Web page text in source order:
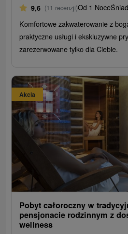
9,6 (11 recenzji)Od 1 Noce
Komfortowe zakwaterowanie z
praktyczne usługi i ekskluzywne
zarezerwowane tylko dla Ciebie.
Akcia
Pobyt całoroczny w
pensjonacie rodzinnym z
wellness